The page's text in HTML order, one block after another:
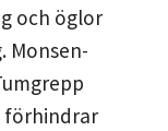
och öglor
Monsen-
förhindrar